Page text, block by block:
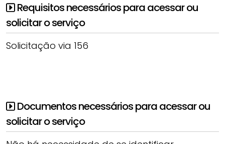
Requisitos necessários para acessar ou
solicitar o serviço
Solicitação via 156
Documentos necessários para acessar ou
solicitar o serviço